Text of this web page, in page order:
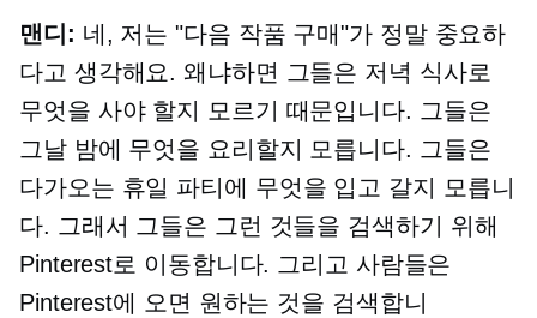
맨디: 네, 저는 "다음 작품 구매"가 정말 중요하
다고 생각해요. 왜냐하면 그들은 저녁 식사로
무엇을 사야 할지 모르기 때문입니다. 그들은
그날 밤에 무엇을 요리할지 모릅니다. 그들은
다가오는 휴일 파티에 무엇을 입고 갈지 모릅니
다. 그래서 그들은 그런 것들을 검색하기 위해
Pinterest로 이동합니다. 그리고 사람들은
Pinterest에 오면 원하는 것을 검색합니